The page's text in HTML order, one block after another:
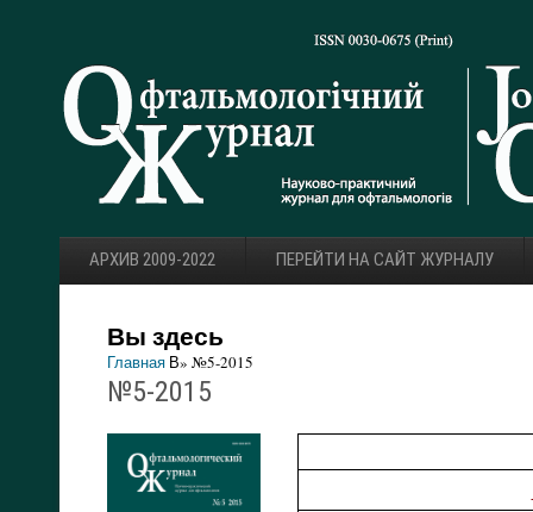
АРХИВ 2009-2022 ПЕРЕЙТИ НА САЙТ ЖУРНАЛУ
Вы здесь
Главная В» №5-2015
№5-2015